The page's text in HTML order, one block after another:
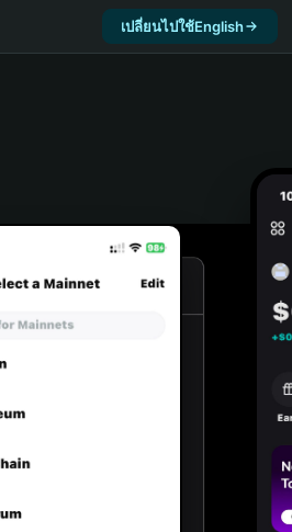
เปลี่ยนไปใช้English